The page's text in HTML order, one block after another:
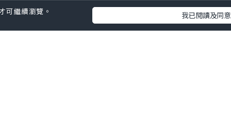
客的立場、真實性、準確性及完整性不負任何法律責任。
可繼續瀏覽。 我已閱讀及同意